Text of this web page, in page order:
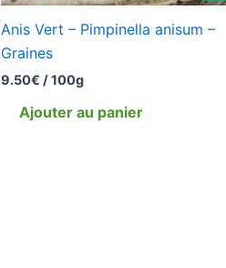
Anis Vert – Pimpinella anisum –
Graines
9.50€ / 100g
Ajouter au panier